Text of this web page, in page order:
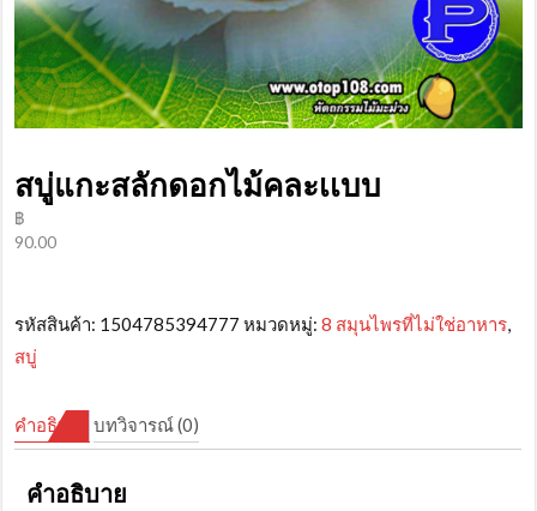
สบู่แกะสลักดอกไม้คละเเบบ
฿
90.00
รหัสสินค้า: 1504785394777 หมวดหมู่:8 สมุนไพรที่ไม่ใช่อาหาร
สบู่
คำอธิบาย บทวิจารณ์ (0)
คำอธิบาย